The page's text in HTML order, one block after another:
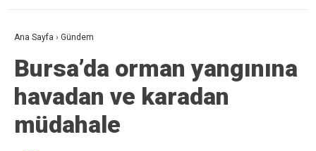
Ana Sayfa › Gündem
Bursa’da orman yangınına
havadan ve karadan
müdahale